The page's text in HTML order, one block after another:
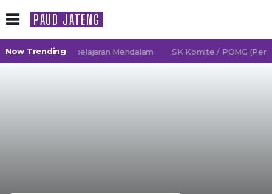
PAUD JATENG
Now Trending
2027 TK Pembelajaran Mendalam SK Komite / POMG